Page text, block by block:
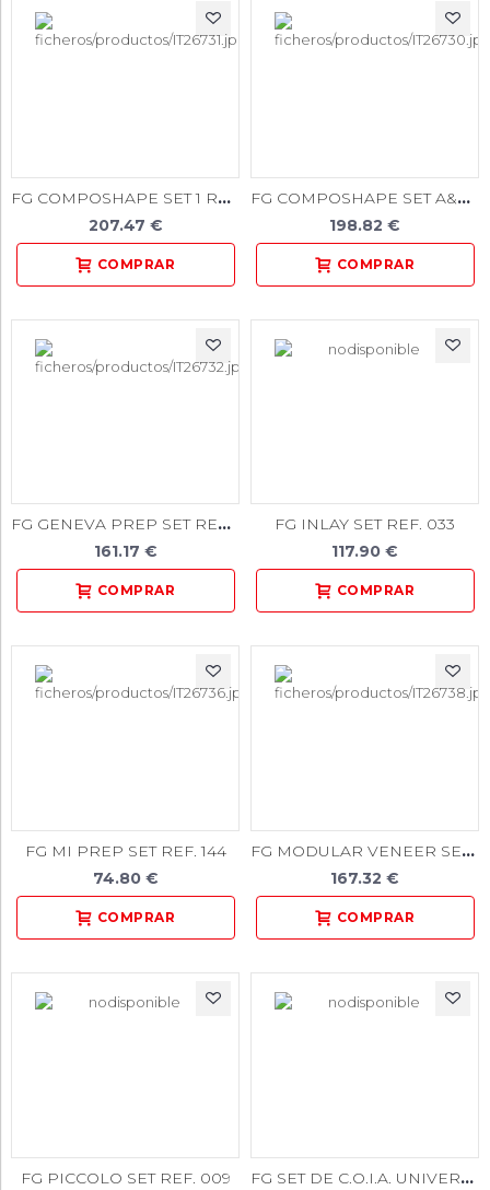
FG COMPOSHAPE SET 1 REF. 015
207.47 €
FG COMPOSHAPE SET A&P REF. 018
198.82 €
FG GENEVA PREP SET REF. 055
161.17 €
FG INLAY SET REF. 033
117.90 €
FG MI PREP SET REF. 144
74.80 €
FG MODULAR VENEER SET REF. 099
167.32 €
FG PICCOLO SET REF. 009
FG SET DE C.O.I.A. UNIVERSIDAD DE MURCIA